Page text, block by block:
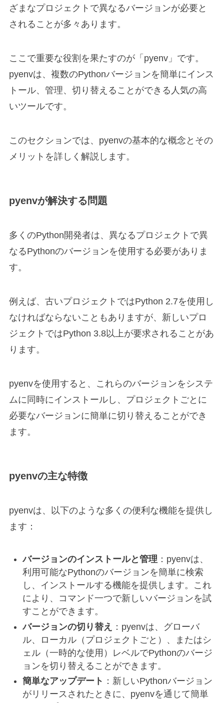
ざまなプロジェクトで異なるバージョンが必要と
されることが多々あります。
ここで重要な役割を果たすのが「pyenv」です。
pyenvは、複数のPythonバージョンを簡単にインス
トール、管理、切り替えることができる人気の高
いツールです。
このセクションでは、pyenvの基本的な概念とその
メリットを詳しく解説します。
pyenvが解決する問題
多くのPython開発者は、異なるプロジェクトで異
なるPythonのバージョンを使用する必要がありま
す。
例えば、古いプロジェクトではPython 2.7を使用し
なければならないこともありますが、新しいプロ
ジェクトではPython 3.8以上が要求されることがあ
ります。
pyenvを使用すると、これらのバージョンをシステ
ムに同時にインストールし、プロジェクトごとに
必要なバージョンに簡単に切り替えることができ
ます。
pyenvの主な特徴
pyenvは、以下のような多くの便利な機能を提供し
ます：
バージョンのインストールと管理 ：pyenvは、
利用可能なPythonのバージョンを簡単に検索
し、インストールする機能を提供します。これ
により、コマンド一つで新しいバージョンを試
すことができます。
バージョンの切り替え
：pyenvは、グローバ
ル、ローカル（プロジェクトごと）、またはシ
ェル（一時的な使用）レベルでPythonのバージ
ョンを切り替えることができます。
簡単なアップデート ：新しいPythonバージョン
がリリースされたときに、pyenvを通じて簡単